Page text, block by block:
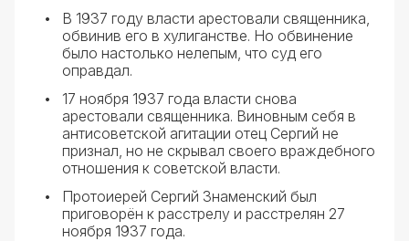
В 1937 году власти арестовали священника,
обвинив его в хулиганстве. Но обвинение
было настолько нелепым, что суд его
оправдал.
17 ноября 1937 года власти снова
арестовали священника. Виновным себя в
антисоветской агитации отец Сергий не
признал, но не скрывал своего враждебного
отношения к советской власти.
Протоиерей Сергий Знаменский был
приговорён к расстрелу и расстрелян 27
ноября 1937 года.